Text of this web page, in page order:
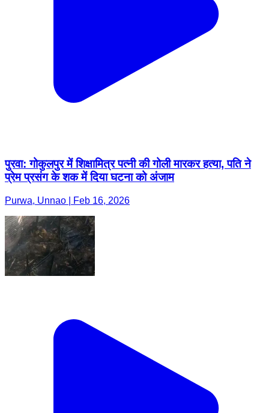
पुरवा: गोकुलपुर में शिक्षामित्र पत्नी की गोली मारकर हत्या, पति ने
प्रेम प्रसंग के शक में दिया घटना को अंजाम
Purwa, Unnao | Feb 16, 2026